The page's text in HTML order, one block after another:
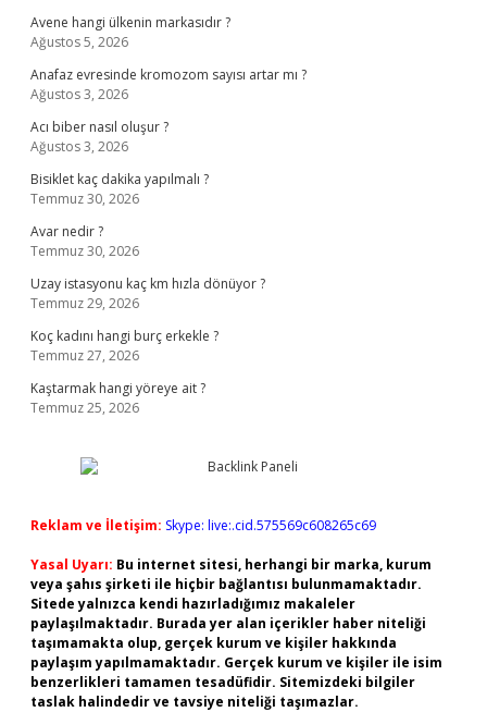
Avene hangi ülkenin markasıdır ?
Ağustos 5, 2026
Anafaz evresinde kromozom sayısı artar mı ?
Ağustos 3, 2026
Acı biber nasıl oluşur ?
Ağustos 3, 2026
Bisiklet kaç dakika yapılmalı ?
Temmuz 30, 2026
Avar nedir ?
Temmuz 30, 2026
Uzay istasyonu kaç km hızla dönüyor ?
Temmuz 29, 2026
Koç kadını hangi burç erkekle ?
Temmuz 27, 2026
Kaştarmak hangi yöreye ait ?
Temmuz 25, 2026
Reklam ve İletişim: Skype: live:.cid.575569c608265c69
Yasal Uyarı: Bu internet sitesi, herhangi bir marka, kurum
veya şahıs şirketi ile hiçbir bağlantısı bulunmamaktadır.
Sitede yalnızca kendi hazırladığımız makaleler
paylaşılmaktadır. Burada yer alan içerikler haber niteliği
taşımamakta olup, gerçek kurum ve kişiler hakkında
paylaşım yapılmamaktadır. Gerçek kurum ve kişiler ile isim
benzerlikleri tamamen tesadüfidir. Sitemizdeki bilgiler
taslak halindedir ve tavsiye niteliği taşımazlar.